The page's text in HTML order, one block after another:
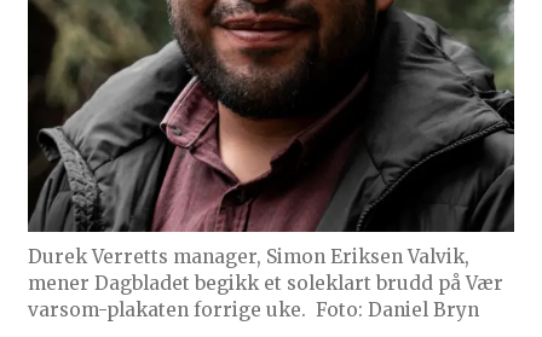
Durek Verretts manager, Simon Eriksen Valvik,
mener Dagbladet begikk et soleklart brudd på Vær
varsom-plakaten forrige uke. Foto: Daniel Bryn